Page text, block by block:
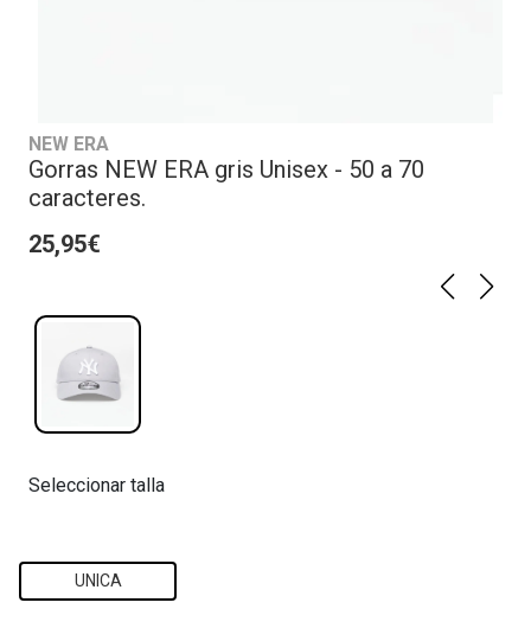
NEW ERA
Gorras NEW ERA gris Unisex - 50 a 70
caracteres.
25,95€
Seleccionar talla
UNICA